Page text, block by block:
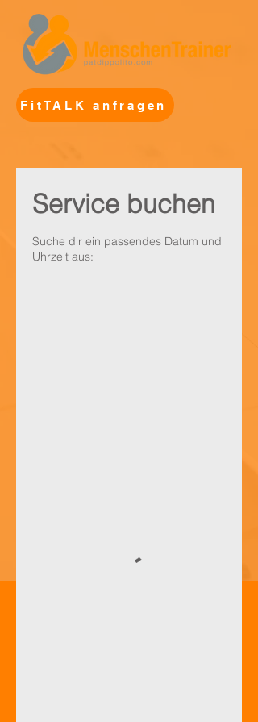
FitTALK anfragen
Service buchen
Suche dir ein passendes Datum und
Uhrzeit aus: